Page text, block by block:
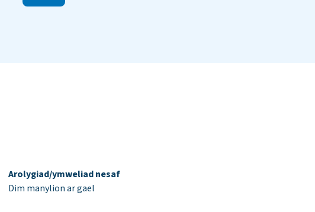
Arolygiad/ymweliad nesaf
Dim manylion ar gael